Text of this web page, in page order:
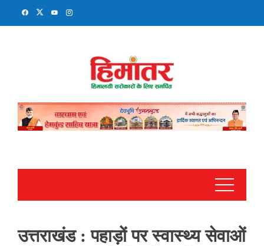
उत्तराखंड : पहाड़ों पर स्वास्थ्य सेवाओं